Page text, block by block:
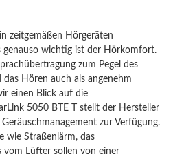
zeitgemäßen Hörgeräten
genauso wichtig ist der Hörkomfort.
zum Pegel des
Hören auch als angenehm
einen Blick auf die
5050 BTE T stellt der Hersteller
zur Verfügung.
wie Straßenlärm, das
vom Lüfter sollen von einer